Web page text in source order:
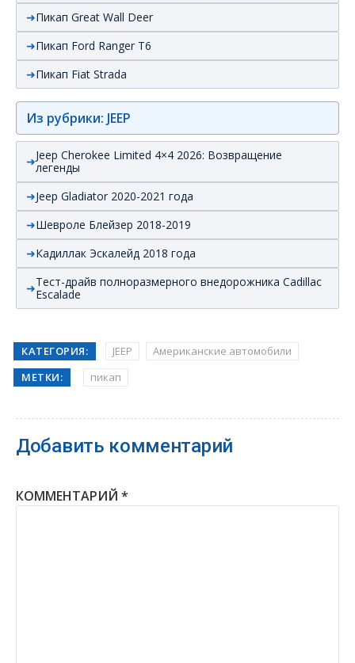
Пикап Great Wall Deer
Пикап Ford Ranger T6
Пикап Fiat Strada
Из рубрики: JEEP
Jeep Cherokee Limited 4×4 2026: Возвращение
легенды
Jeep Gladiator 2020-2021 года
Шевроле Блейзер 2018-2019
Кадиллак Эскалейд 2018 года
Тест-драйв полноразмерного внедорожника Cadillac
Escalade
КАТЕГОРИЯ: JEEP
Американские автомобили
МЕТКИ:
пикап
Добавить комментарий
КОММЕНТАРИЙ *